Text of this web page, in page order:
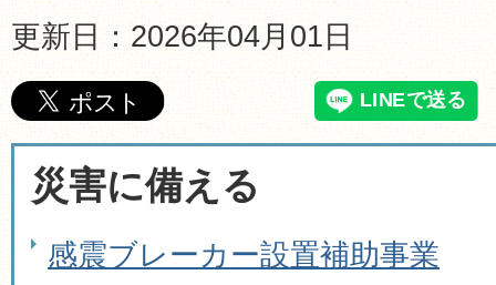
更新日：2026年04月01日
災害に備える
感震ブレーカー設置補助事業